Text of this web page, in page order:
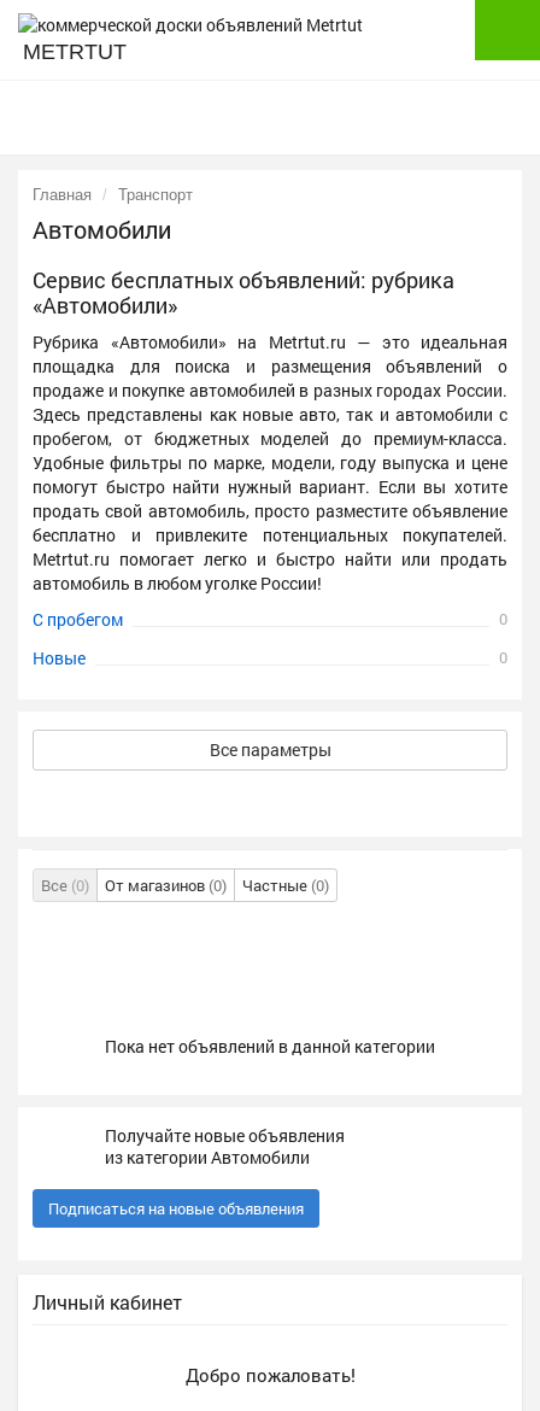
METRTUT
Главная Транспорт
Автомобили
Сервис бесплатных объявлений: рубрика
«Автомобили»
Рубрика «Автомобили» на Metrtut.ru — это идеальная
площадка для поиска и размещения объявлений о
продаже и покупке автомобилей в разных городах России.
Здесь представлены как новые авто, так и автомобили с
пробегом, от бюджетных моделей до премиум-класса.
Удобные фильтры по марке, модели, году выпуска и цене
помогут быстро найти нужный вариант. Если вы хотите
продать свой автомобиль, просто разместите объявление
бесплатно и привлеките потенциальных покупателей.
Metrtut.ru помогает легко и быстро найти или продать
автомобиль в любом уголке России!
С пробегом
0
Новые 0
Все параметры
Все (0) От магазинов (0) Частные (0)
Пока нет объявлений в данной категории
Получайте новые объявления
из категории Автомобили
Подписаться на новые объявления
Личный кабинет
Добро пожаловать!